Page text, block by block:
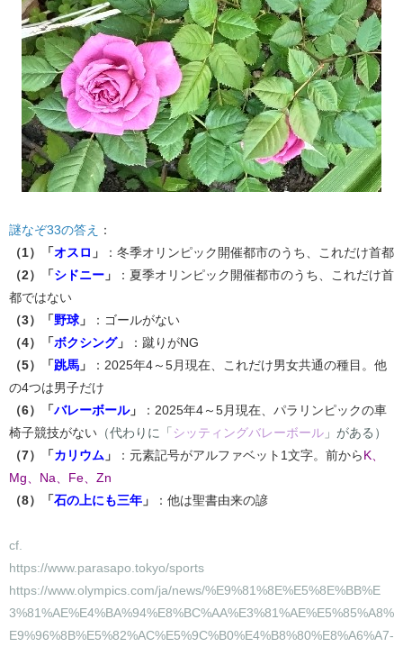
謎なぞ33の答え
：
（1）「オスロ 」
：冬季オリンピック開催都市のうち、これだけ首都
（2）「シドニー 」
：夏季オリンピック開催都市のうち、これだけ首
都ではない
（3）「野球 」
：ゴールがない
（4）「ボクシング」
：蹴りがNG
（5）「跳馬 」
：2025年4～5月現在、これだけ男女共通の種目。他
の4つは男子だけ
（6）「バレーボール」
：2025年4～5月現在、パラリンピックの車
椅子競技がない （代わりに「 シッティングバレーボール 」がある）
（7）「カリウム 」 ：元素記号がアルファベット1文字。前からK、
Mg、Na、Fe、Zn
（8）「石の上にも三年 」 ：他は聖書由来の諺
cf.
https://www.parasapo.tokyo/sports
https://www.olympics.com/ja/news/%E9%81%8E%E5%8E%BB%E
3%81%AE%E4%BA%94%E8%BC%AA%E3%81%AE%E5%85%A8%
E9%96%8B%E5%82%AC%E5%9C%B0%E4%B8%80%E8%A6%A7-